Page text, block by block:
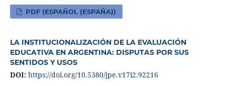
PDF (ESPAÑOL (ESPAÑA))
LA INSTITUCIONALIZACIÓN DE LA EVALUACIÓN
EDUCATIVA EN ARGENTINA: DISPUTAS POR SUS
SENTIDOS Y USOS
DOI: https://doi.org/10.5380/jpe.v17i2.92216